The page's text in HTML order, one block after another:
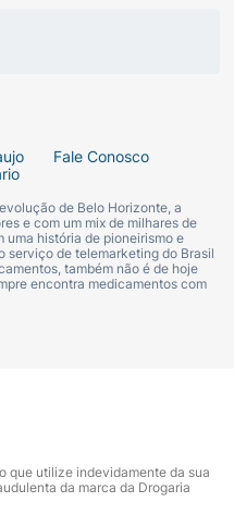
Fale Conosco
de Belo Horizonte, a
e com um mix de milhares de
uma história de pioneirismo e
serviço de telemarketing do Brasil
também não é de hoje
encontra medicamentos com
que utilize indevidamente da sua
da marca da Drogaria